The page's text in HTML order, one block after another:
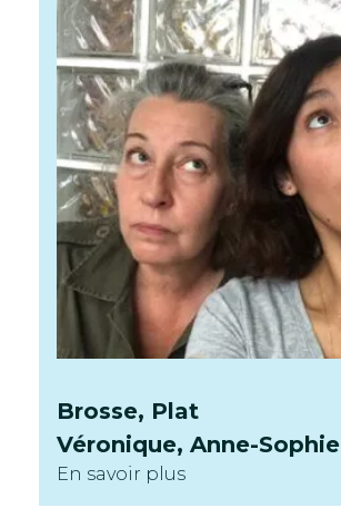
Brosse, Plat
Véronique, Anne-Sophie
En savoir plus